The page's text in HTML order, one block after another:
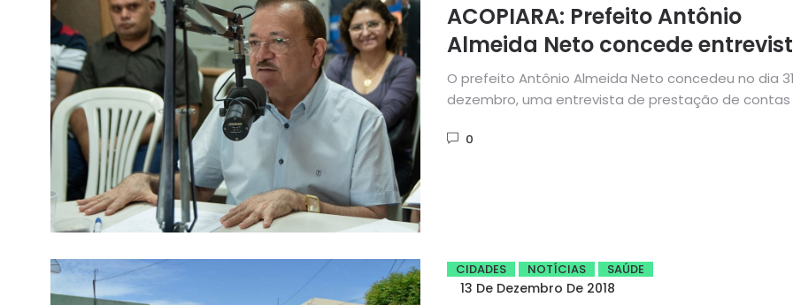
ACOPIARA: Prefeito Antônio
Almeida Neto concede
de prestação de contas
O prefeito Antônio Almeida Neto concedeu no dia
dezembro, uma entrevista de prestação de contas
0
CIDADES NOTÍCIAS SAÚDE
13 De Dezembro De 2018